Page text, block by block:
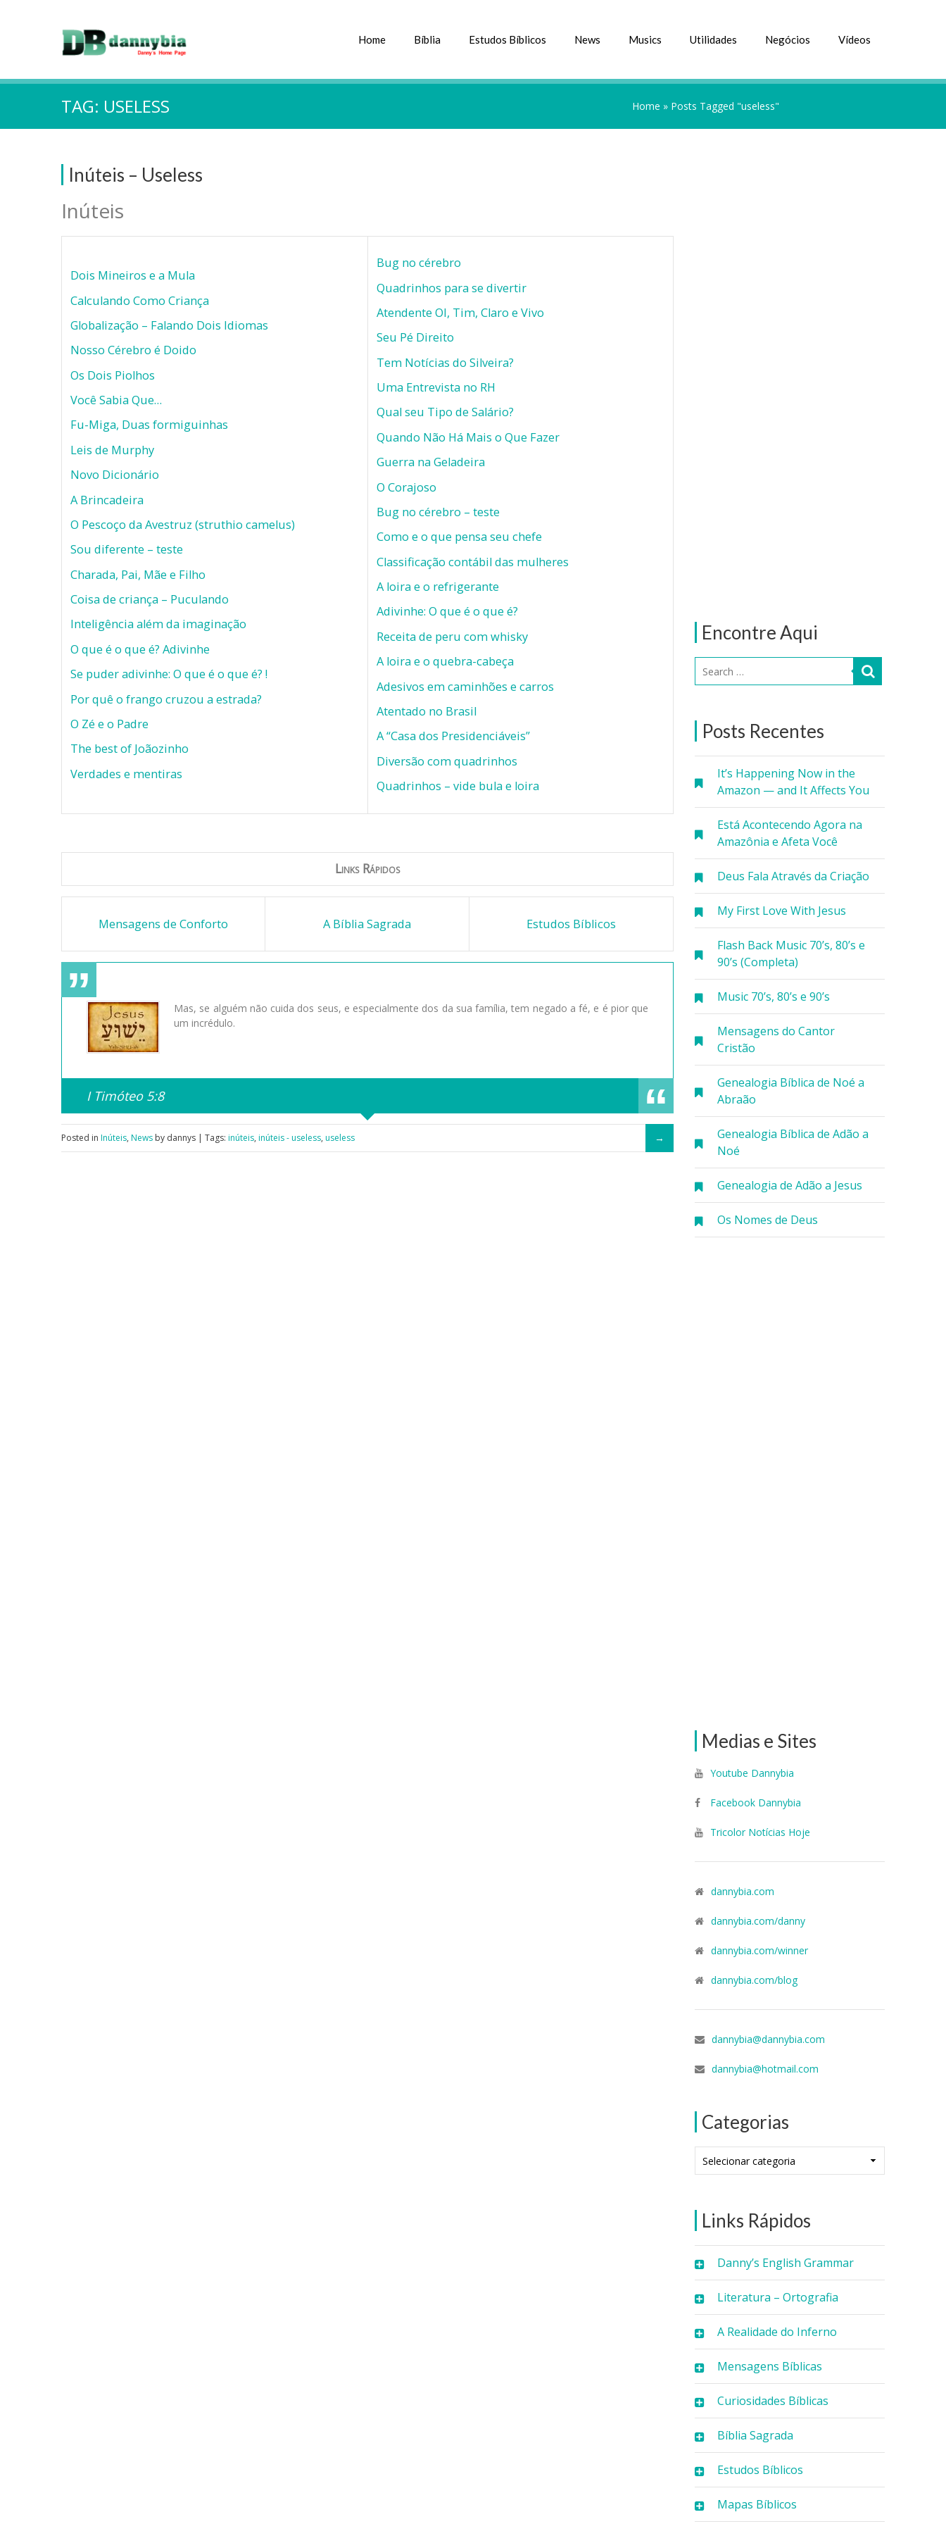
Home Bíblia Estudos Bíblicos News Musics Utilidades Negócios Vídeos
TAG: USELESS Home » Posts Tagged "useless"
Encontre Aqui
Posts Recentes
It’s Happening Now in the
Amazon — and It Affects You
Está Acontecendo Agora na
Amazônia e Afeta Você
Deus Fala Através da Criação
My First Love With Jesus
Flash Back Music 70’s, 80’s e
90’s (Completa)
Music 70’s, 80’s e 90’s
Mensagens do Cantor
Cristão
Genealogia Bíblica de Noé a
Abraão
Genealogia Bíblica de Adão a
Noé
Genealogia de Adão a Jesus
Os Nomes de Deus
Medias e Sites
Youtube Dannybia
Facebook Dannybia
Tricolor Notícias Hoje
dannybia.com
dannybia.com/danny
dannybia.com/winner
dannybia.com/blog
dannybia@dannybia.com
dannybia@hotmail.com
Categorias
Links Rápidos
Danny’s English Grammar
Literatura – Ortografia
A Realidade do Inferno
Mensagens Bíblicas
Curiosidades Bíblicas
Bíblia Sagrada
Estudos Bíblicos
Mapas Bíblicos
Inúteis – Useless
Inúteis
Dois Mineiros e a Mula
Calculando Como Criança
Globalização – Falando Dois Idiomas
Nosso Cérebro é Doido
Os Dois Piolhos
Você Sabia Que…
Fu-Miga, Duas formiguinhas
Leis de Murphy
Novo Dicionário
A Brincadeira
O Pescoço da Avestruz (struthio camelus)
Sou diferente – teste
Charada, Pai, Mãe e Filho
Coisa de criança – Puculando
Inteligência além da imaginação
O que é o que é? Adivinhe
Se puder adivinhe: O que é o que é? !
Por quê o frango cruzou a estrada?
O Zé e o Padre
The best of Joãozinho
Verdades e mentiras
Bug no cérebro
Quadrinhos para se divertir
Atendente OI, Tim, Claro e Vivo
Seu Pé Direito
Tem Notícias do Silveira?
Uma Entrevista no RH
Qual seu Tipo de Salário?
Quando Não Há Mais o Que Fazer
Guerra na Geladeira
O Corajoso
Bug no cérebro – teste
Como e o que pensa seu chefe
Classificação contábil das mulheres
A loira e o refrigerante
Adivinhe: O que é o que é?
Receita de peru com whisky
A loira e o quebra-cabeça
Adesivos em caminhões e carros
Atentado no Brasil
A “Casa dos Presidenciáveis”
Diversão com quadrinhos
Quadrinhos – vide bula e loira
Links Rápidos
Mensagens de Conforto A Bíblia Sagrada Estudos Bíblicos
Mas, se alguém não cuida dos seus, e especialmente dos da sua família, tem negado a fé, e é pior que
um incrédulo.
I Timóteo 5:8
Posted in Inúteis, News by dannys | Tags: inúteis, inúteis - useless, useless